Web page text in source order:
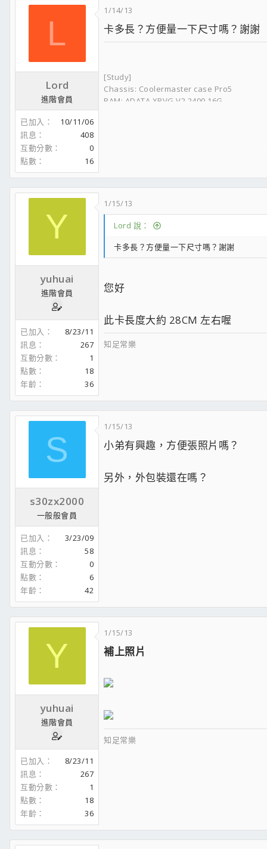
L
Lord
進階會員
已加入
10/11/06
訊息
408
互動分數
0
點數
16
1/14/13
卡多長？方便量一下尺寸嗎？謝謝
[Study]
Chassis: Coolermaster case Pro5
RAM: ADATA XPVG V2 2400 16G
For HTPC use
CPU: Intel E2160
RAM: ADATA DDR II800 1GB*2
HDD: Seaget 250G SATA 8MB buffer
Graphic card: G33 intergated graphic
MCE certificated remote control
Y
yuhuai
進階會員
已加入
8/23/11
訊息
267
互動分數
1
點數
18
年齡
36
1/15/13
Lord 說：
卡多長？方便量一下尺寸嗎？謝謝
您好
此卡長度大約 28CM 左右喔
知足常樂
S
s30zx2000
一般般會員
已加入
3/23/09
訊息
58
互動分數
0
點數
6
年齡
42
1/15/13
小弟有興趣，方便張照片嗎？
另外，外包裝還在嗎？
Y
yuhuai
進階會員
已加入
8/23/11
訊息
267
互動分數
1
點數
18
年齡
36
1/15/13
補上照片
知足常樂